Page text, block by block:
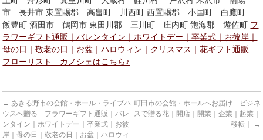
市 長井市 東置賜郡 高畠町 川西町 西置賜郡 小国町 白鷹町
飯豊町 酒田市 鶴岡市 東田川郡 三川町 庄内町 飽海郡 遊佐町 フ
ラワーギフト通販｜バレンタイン｜ホワイトデー｜卒業式｜お彼岸｜
母の日｜敬老の日｜お盆｜ハロウィン｜クリスマス｜花ギフト通販
フローリスト カノシェはこちら♪
← あきる野市の会館・ホール・ライブハ
ウスへ贈る フラワーギフト通販｜バレ
ンタイン｜ホワイトデー｜卒業式｜お彼
岸｜母の日｜敬老の日｜お盆｜ハロウィ
町田市の会館・ホールへお届け ビジネ
スで贈る花｜開店｜開業｜企業｜起業｜
移転｜
→